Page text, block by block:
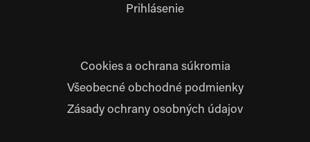
Prihlásenie
Cookies a ochrana súkromia
Všeobecné obchodné podmienky
Zásady ochrany osobných údajov